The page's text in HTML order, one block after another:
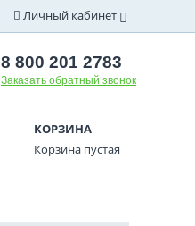
Личный кабинет
8 800 201 2783
Заказать обратный звонок
КОРЗИНА
Корзина пустая